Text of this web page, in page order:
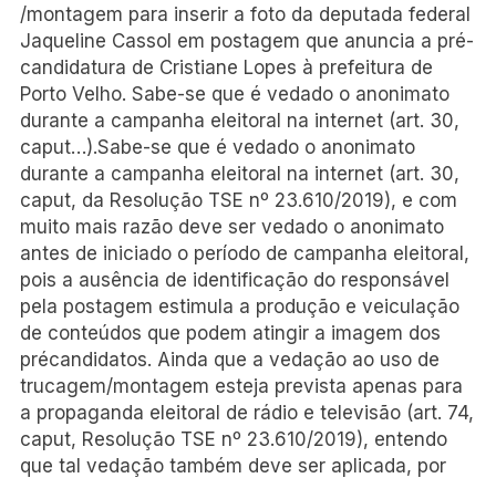
/montagem para inserir a foto da deputada federal
Jaqueline Cassol em postagem que anuncia a pré-
candidatura de Cristiane Lopes à prefeitura de
Porto Velho. Sabe-se que é vedado o anonimato
durante a campanha eleitoral na internet (art. 30,
caput…).Sabe-se que é vedado o anonimato
durante a campanha eleitoral na internet (art. 30,
caput, da Resolução TSE nº 23.610/2019), e com
muito mais razão deve ser vedado o anonimato
antes de iniciado o período de campanha eleitoral,
pois a ausência de identificação do responsável
pela postagem estimula a produção e veiculação
de conteúdos que podem atingir a imagem dos
précandidatos. Ainda que a vedação ao uso de
trucagem/montagem esteja prevista apenas para
a propaganda eleitoral de rádio e televisão (art. 74,
caput, Resolução TSE nº 23.610/2019), entendo
que tal vedação também deve ser aplicada, por